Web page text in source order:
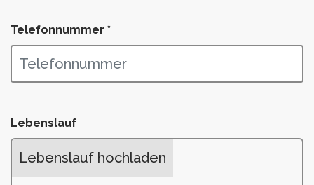
Telefonnummer *
Lebenslauf
Lebenslauf hochladen